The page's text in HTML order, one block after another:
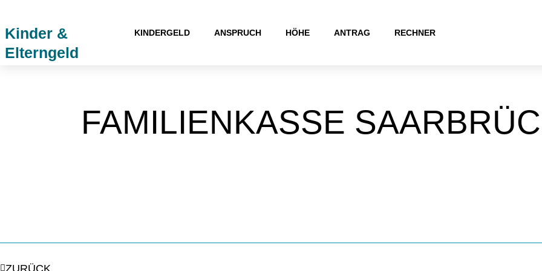
springen
Kinder &
Elterngeld
KINDERGELD ANSPRUCH HÖHE ANTRAG RECHNER
FAMILIENKASSE